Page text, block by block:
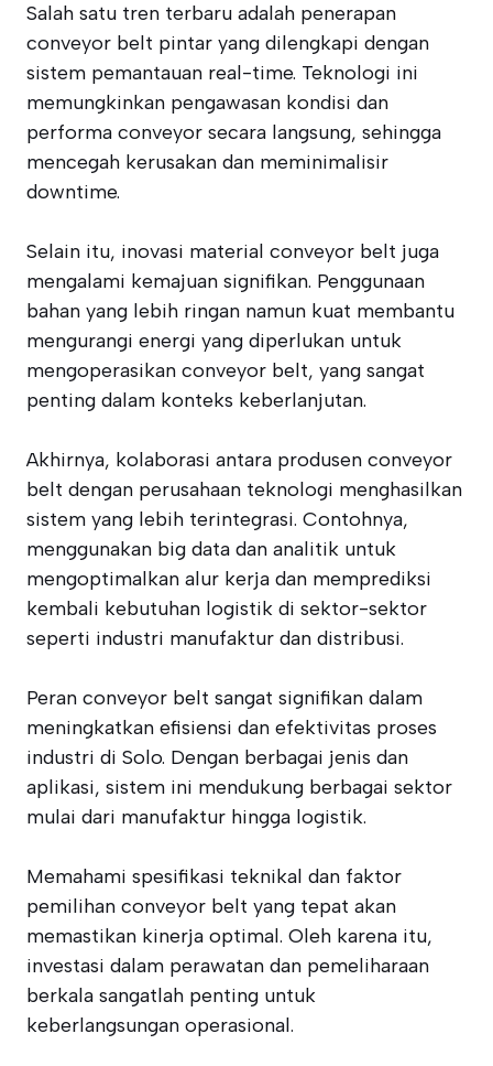
Salah satu tren terbaru adalah penerapan
conveyor belt pintar yang dilengkapi dengan
sistem pemantauan real-time. Teknologi ini
memungkinkan pengawasan kondisi dan
performa conveyor secara langsung, sehingga
mencegah kerusakan dan meminimalisir
downtime.
Selain itu, inovasi material conveyor belt juga
mengalami kemajuan signifikan. Penggunaan
bahan yang lebih ringan namun kuat membantu
mengurangi energi yang diperlukan untuk
mengoperasikan conveyor belt, yang sangat
penting dalam konteks keberlanjutan.
Akhirnya, kolaborasi antara produsen conveyor
belt dengan perusahaan teknologi menghasilkan
sistem yang lebih terintegrasi. Contohnya,
menggunakan big data dan analitik untuk
mengoptimalkan alur kerja dan memprediksi
kembali kebutuhan logistik di sektor-sektor
seperti industri manufaktur dan distribusi.
Peran conveyor belt sangat signifikan dalam
meningkatkan efisiensi dan efektivitas proses
industri di Solo. Dengan berbagai jenis dan
aplikasi, sistem ini mendukung berbagai sektor
mulai dari manufaktur hingga logistik.
Memahami spesifikasi teknikal dan faktor
pemilihan conveyor belt yang tepat akan
memastikan kinerja optimal. Oleh karena itu,
investasi dalam perawatan dan pemeliharaan
berkala sangatlah penting untuk
keberlangsungan operasional.